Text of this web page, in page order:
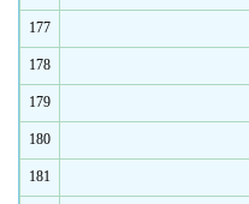
177
178
179
180
181